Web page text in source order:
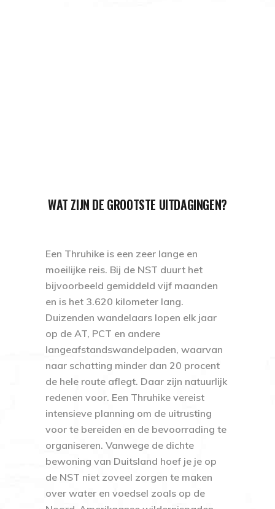
WAT ZIJN DE GROOTSTE UITDAGINGEN?
Een Thruhike is een zeer lange en
moeilijke reis. Bij de NST duurt het
bijvoorbeeld gemiddeld vijf maanden
en is het 3.620 kilometer lang.
Duizenden wandelaars lopen elk jaar
op de AT, PCT en andere
langeafstandswandelpaden, waarvan
naar schatting minder dan 20 procent
de hele route aflegt. Daar zijn natuurlijk
redenen voor. Een Thruhike vereist
intensieve planning om de uitrusting
voor te bereiden en de bevoorrading te
organiseren. Vanwege de dichte
bewoning van Duitsland hoef je je op
de NST niet zoveel zorgen te maken
over water en voedsel zoals op de